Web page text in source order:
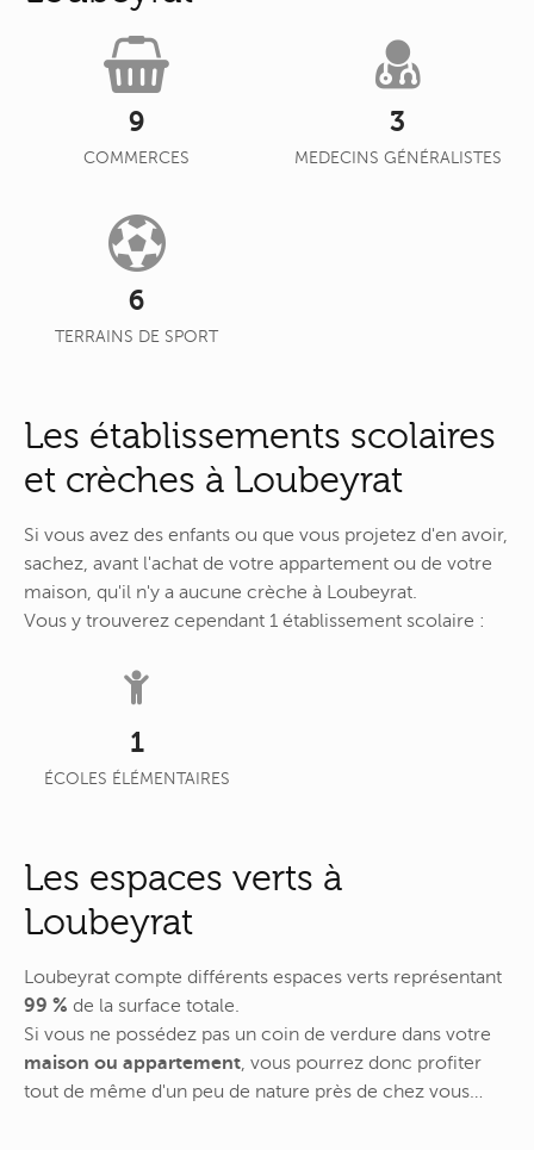
9
COMMERCES
3
MEDECINS GÉNÉRALISTES
6
TERRAINS DE SPORT
Les établissements scolaires
et crèches à Loubeyrat
Si vous avez des enfants ou que vous projetez d'en avoir,
sachez, avant l'achat de votre appartement ou de votre
maison, qu'il n'y a aucune crèche à Loubeyrat.
Vous y trouverez cependant 1 établissement scolaire :
1
ÉCOLES ÉLÉMENTAIRES
Les espaces verts à
Loubeyrat
Loubeyrat compte différents espaces verts représentant
99 % de la surface totale.
Si vous ne possédez pas un coin de verdure dans votre
maison ou appartement, vous pourrez donc profiter
tout de même d'un peu de nature près de chez vous…